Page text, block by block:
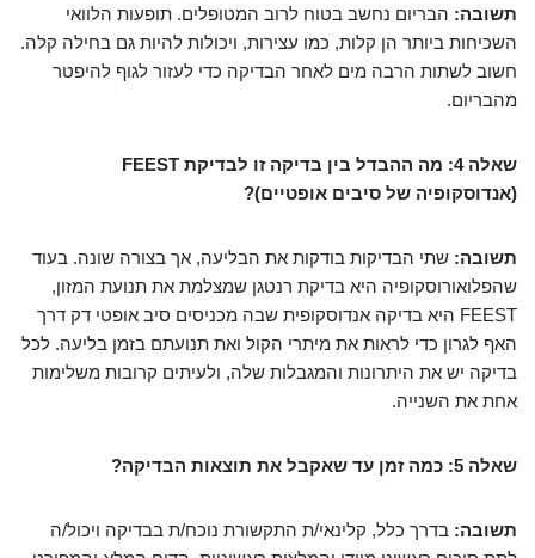
תשובה: הבריום נחשב בטוח לרוב המטופלים. תופעות הלוואי
השכיחות ביותר הן קלות, כמו עצירות, ויכולות להיות גם בחילה קלה.
חשוב לשתות הרבה מים לאחר הבדיקה כדי לעזור לגוף להיפטר
מהבריום.
שאלה 4: מה ההבדל בין בדיקה זו לבדיקת FEEST
(אנדוסקופיה של סיבים אופטיים)?
תשובה: שתי הבדיקות בודקות את הבליעה, אך בצורה שונה. בעוד
שהפלואורוסקופיה היא בדיקת רנטגן שמצלמת את תנועת המזון,
FEEST היא בדיקה אנדוסקופית שבה מכניסים סיב אופטי דק דרך
האף לגרון כדי לראות את מיתרי הקול ואת תנועתם בזמן בליעה. לכל
בדיקה יש את היתרונות והמגבלות שלה, ולעיתים קרובות משלימות
אחת את השנייה.
שאלה 5: כמה זמן עד שאקבל את תוצאות הבדיקה?
תשובה: בדרך כלל, קלינאי/ת התקשורת נוכח/ת בבדיקה ויכול/ה